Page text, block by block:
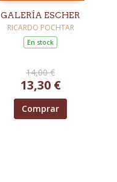
GALERÍA ESCHER
RICARDO POCHTAR
En stock
14,00 €
13,30 €
Comprar